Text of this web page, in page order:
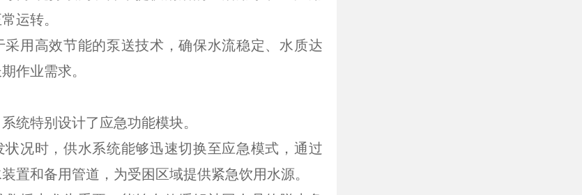
运转。
采用高效节能的泵送技术，确保水流稳定、水质达
作业需求。
统特别设计了应急功能模块。
状况时，供水系统能够迅速切换至应急模式，通过
置和备用管道，为受困区域提供紧急饮用水源。